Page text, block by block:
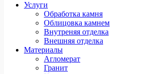
Услуги
Обработка камня
Облицовка камнем
Внутреняя отделка
Внешняя отделка
Материалы
Агломерат
Гранит